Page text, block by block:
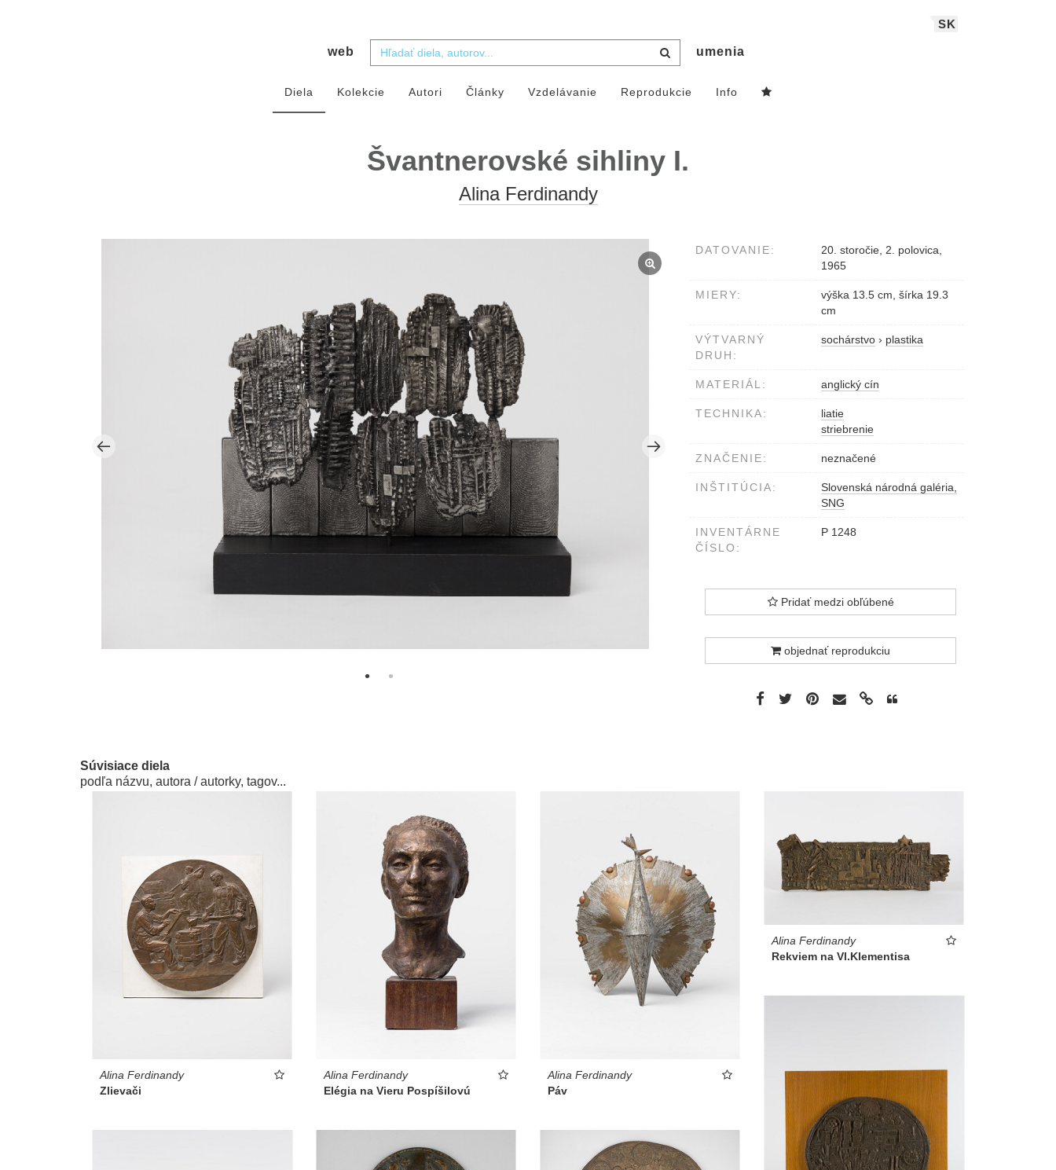
SK
web umenia
Diela Kolekcie Autori Články Vzdelávanie Reprodukcie Info
Švantnerovské sihliny I.
Alina Ferdinandy
DATOVANIE:
20. storočie, 2. polovica,
1965
MIERY:
výška 13.5 cm, šírka 19.3
cm
VÝTVARNÝ
DRUH:
sochárstvo › plastika
MATERIÁL: anglický cín
TECHNIKA:
liatie
striebrenie
ZNAČENIE: neznačené
INŠTITÚCIA:
Slovenská národná galéria,
SNG
INVENTÁRNE
ČÍSLO:
P 1248
Pridať medzi obľúbené
objednať reprodukciu
Súvisiace diela
podľa názvu, autora / autorky, tagov...
Alina Ferdinandy
Zlievači
Alina Ferdinandy
Elégia na Vieru Pospíšilovú
Alina Ferdinandy
Páv
Alina Ferdinandy
Rekviem na Vl.Klementisa